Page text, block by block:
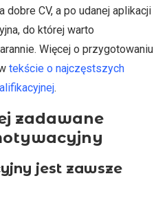
dobre CV, a po udanej aplikacji
do której warto
Więcej o przygotowaniu
tekście o najczęstszych
.
zadawane
jest zawsze